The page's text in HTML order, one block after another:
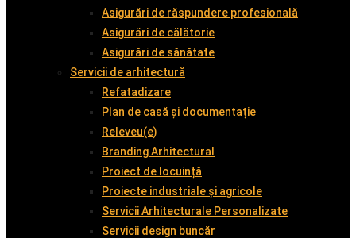
Asigurări de răspundere profesională
Asigurări de călătorie
Asigurări de sănătate
Servicii de arhitectură
Refatadizare
Plan de casă și documentație
Releveu(e)
Branding Arhitectural
Proiect de locuință
Proiecte industriale și agricole
Servicii Arhitecturale Personalizate
Servicii design buncăr